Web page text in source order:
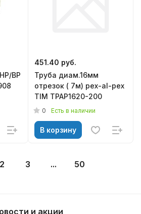
ВР
451.40 руб.
Труба диам.16мм
отрезок ( 7м) pex-al-pex
TIM TPAP1620-200
0 Есть в наличии
В корзину
2 3 ... 50
и акции